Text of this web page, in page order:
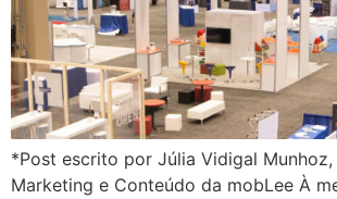
*Post escrito por Júlia Vidigal
Marketing e Conteúdo da mobLee À